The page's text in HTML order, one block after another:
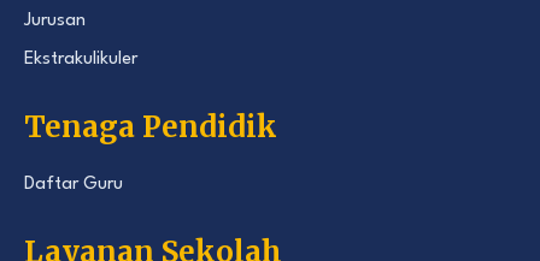
Jurusan
Ekstrakulikuler
Tenaga Pendidik
Daftar Guru
Layanan Sekolah